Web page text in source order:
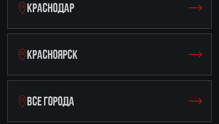
КРАСНОДАР
КРАСНОЯРСК
ВСЕ ГОРОДА